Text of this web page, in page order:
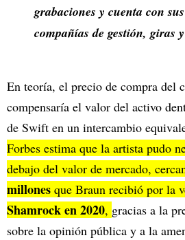
grabaciones y cuenta con
compañías de gestión, giras
En teoría, el precio de compra del
compensaría el valor del activo
de Swift en un intercambio
Forbes estima que la artista pudo
debajo del valor de mercado,
millones que Braun recibió por la
Shamrock en 2020, gracias a la
sobre la opinión pública y a la